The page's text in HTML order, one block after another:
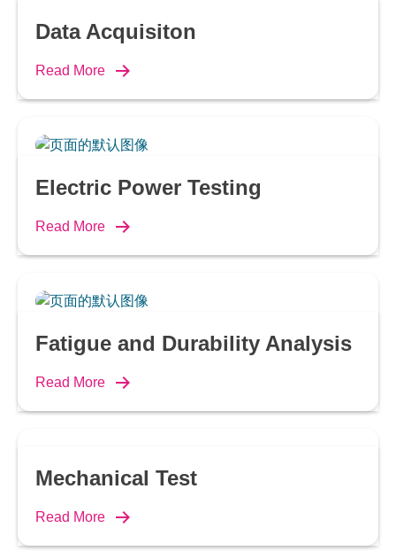
Data Acquisiton
Read More
Electric Power Testing
Read More
Fatigue and Durability Analysis
Read More
Mechanical Test
Read More